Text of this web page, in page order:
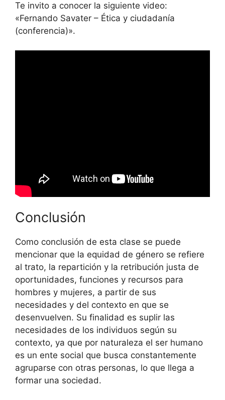
Te invito a conocer la siguiente video:
«Fernando Savater – Ética y ciudadanía
(conferencia)».
Conclusión
Como conclusión de esta clase se puede
mencionar que la equidad de género se refiere
al trato, la repartición y la retribución justa de
oportunidades, funciones y recursos para
hombres y mujeres, a partir de sus
necesidades y del contexto en que se
desenvuelven. Su finalidad es suplir las
necesidades de los individuos según su
contexto, ya que por naturaleza el ser humano
es un ente social que busca constantemente
agruparse con otras personas, lo que llega a
formar una sociedad.